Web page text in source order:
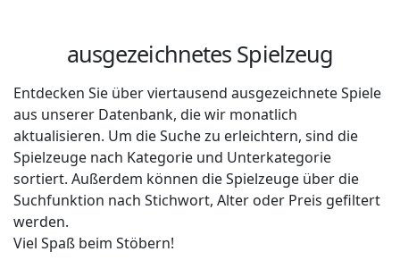
ausgezeichnetes Spielzeug
Entdecken Sie über viertausend ausgezeichnete Spiele
aus unserer Datenbank, die wir monatlich
aktualisieren. Um die Suche zu erleichtern, sind die
Spielzeuge nach Kategorie und Unterkategorie
sortiert. Außerdem können die Spielzeuge über die
Suchfunktion nach Stichwort, Alter oder Preis gefiltert
werden.
Viel Spaß beim Stöbern!